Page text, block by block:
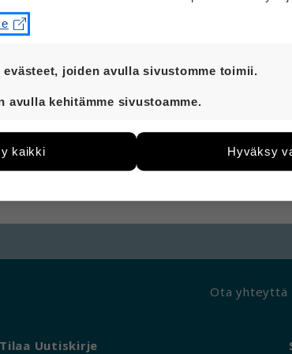
Kaveri tarkoittaa yleensä ihmistä, jonka
Ystävä on yleensä läheisempi kuin kaveri.
Ystävän kanssa voi puhua ja jakaa itselle
ystävä voi auttaa.
Lue Vernerin lukijoiden ajatuksia
Ota yhteyttä
Tilaa Uutiskirje
evästeet, joiden avulla sivustomme toimii.
aina käytössä, jotta sivustoamme voi käyttää
avulla kehitämme sivustoamme.
sivustoamme vastaamaan paremmin
kävijämääristä ja siitä, mitä sivuja
kuitenkaan kerää henkilötietoja kuten
kaikki Hyväksy